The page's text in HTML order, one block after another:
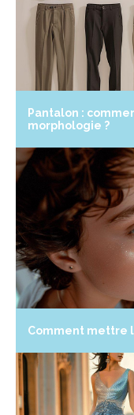
Pantalon :
morphologie ?
Comment mettre